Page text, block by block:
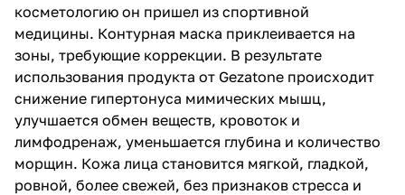
косметологию он пришел из спортивной
медицины. Контурная маска приклеивается на
зоны, требующие коррекции. В результате
использования продукта от Gezatone происходит
снижение гипертонуса мимических мышц,
улучшается обмен веществ, кровоток и
лимфодренаж, уменьшается глубина и количество
морщин. Кожа лица становится мягкой, гладкой,
ровной, более свежей, без признаков стресса и